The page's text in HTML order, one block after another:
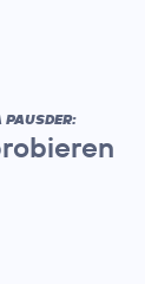
PAUSDER: